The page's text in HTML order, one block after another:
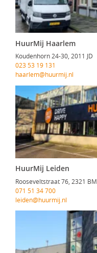
HuurMij Haarlem
Koudenhorn 24-30, 2011 JD
023 53 19 131
haarlem@huurmij.nl
HuurMij Leiden
Rooseveltstraat 76, 2321 BM
071 51 34 700
leiden@huurmij.nl